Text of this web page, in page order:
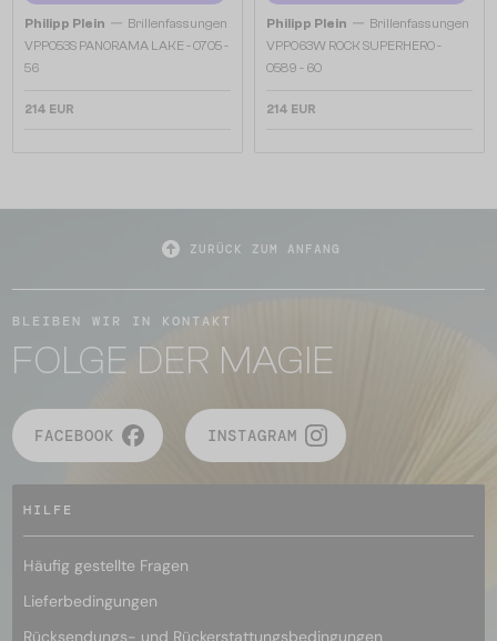
Philipp Plein — Brillenfassungen
VPP053S PANORAMA LAKE - 0705 -
56
214 EUR
Philipp Plein — Brillenfassungen
VPP063W ROCK SUPERHERO -
0589 - 60
214 EUR
ZURÜCK ZUM ANFANG
BLEIBEN WIR IN KONTAKT
FOLGE DER MAGIE
FACEBOOK INSTAGRAM
HILFE
Häufig gestellte Fragen
Lieferbedingungen
Rücksendungs- und Rückerstattungsbedingungen